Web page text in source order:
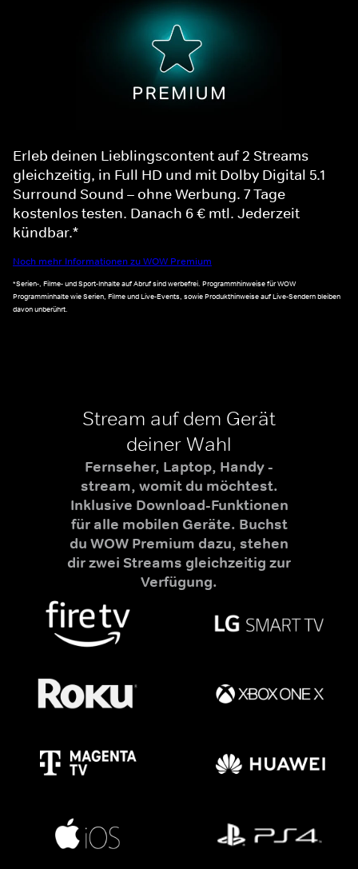
Erleb deinen Lieblingscontent auf 2 Streams
gleichzeitig, in Full HD und mit Dolby Digital 5.1
Surround Sound – ohne Werbung. 7 Tage
kostenlos testen. Danach 6 € mtl. Jederzeit
kündbar.*
Noch mehr Informationen zu WOW Premium
*Serien-, Filme- und Sport-Inhalte auf Abruf sind werbefrei. Programmhinweise für WOW
Programminhalte wie Serien, Filme und Live-Events, sowie Produkthinweise auf Live-Sendern bleiben
davon unberührt.
Stream auf dem Gerät
deiner Wahl
Fernseher, Laptop, Handy -
stream, womit du möchtest.
Inklusive Download-Funktionen
für alle mobilen Geräte. Buchst
du WOW Premium dazu, stehen
dir zwei Streams gleichzeitig zur
Verfügung.